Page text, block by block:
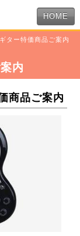
HOME
ター特価商品ご案内
内
商品ご案内